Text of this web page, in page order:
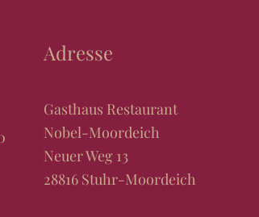
Adresse
Gasthaus Restaurant
Nobel-Moordeich
Neuer Weg 13
28816 Stuhr-Moordeich